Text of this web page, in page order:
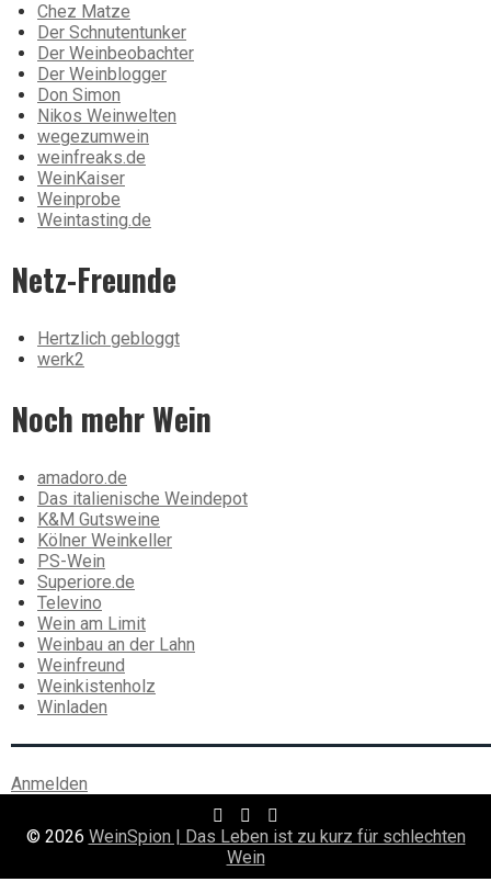
Chez Matze
Der Schnutentunker
Der Weinbeobachter
Der Weinblogger
Don Simon
Nikos Weinwelten
wegezumwein
weinfreaks.de
WeinKaiser
Weinprobe
Weintasting.de
Netz-Freunde
Hertzlich gebloggt
werk2
Noch mehr Wein
amadoro.de
Das italienische Weindepot
K&M Gutsweine
Kölner Weinkeller
PS-Wein
Superiore.de
Televino
Wein am Limit
Weinbau an der Lahn
Weinfreund
Weinkistenholz
Winladen
Anmelden
Twitter
Profile
Facebook
ProfileFeed
© 2026 WeinSpion | Das Leben ist zu kurz für schlechten
Wein